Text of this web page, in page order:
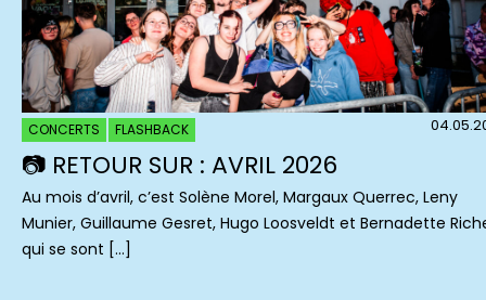
CONCERTS FLASHBACK
📷 RETOUR SUR : AVRIL 2026
Au mois d’avril, c’est Solène Morel, Margaux Querrec, Leny
Munier, Guillaume Gesret, Hugo Loosveldt et Bernadette
qui se sont […]